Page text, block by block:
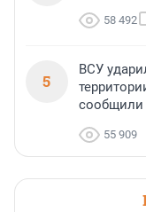
58 492
5
ВСУ
сообщили
55 909